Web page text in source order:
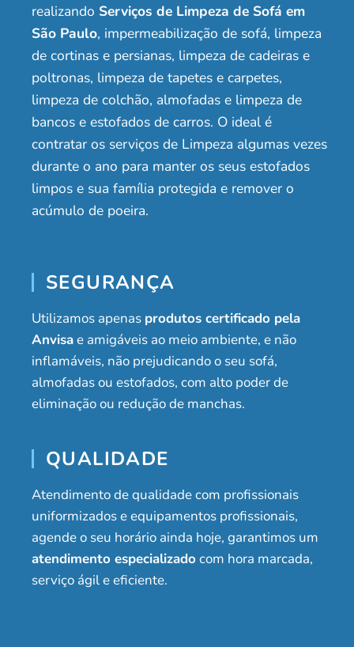
realizando Serviços de Limpeza de Sofá em
São Paulo, impermeabilização de sofá, limpeza
de cortinas e persianas, limpeza de cadeiras e
poltronas, limpeza de tapetes e carpetes,
limpeza de colchão, almofadas e limpeza de
bancos e estofados de carros. O ideal é
contratar os serviços de Limpeza algumas vezes
durante o ano para manter os seus estofados
limpos e sua família protegida e remover o
acúmulo de poeira.
SEGURANÇA
Utilizamos apenas produtos certificado pela
Anvisae amigáveis ao meio ambiente, e não
inflamáveis, não prejudicando o seu sofá,
almofadas ou estofados, com alto poder de
eliminação ou redução de manchas.
QUALIDADE
Atendimento de qualidade com profissionais
uniformizados e equipamentos profissionais,
agende o seu horário ainda hoje, garantimos um
atendimento especializado com hora marcada,
serviço ágil e eficiente.